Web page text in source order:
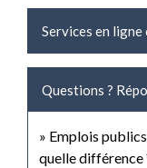
Services en
Questions ?
Emplois
quelle différence